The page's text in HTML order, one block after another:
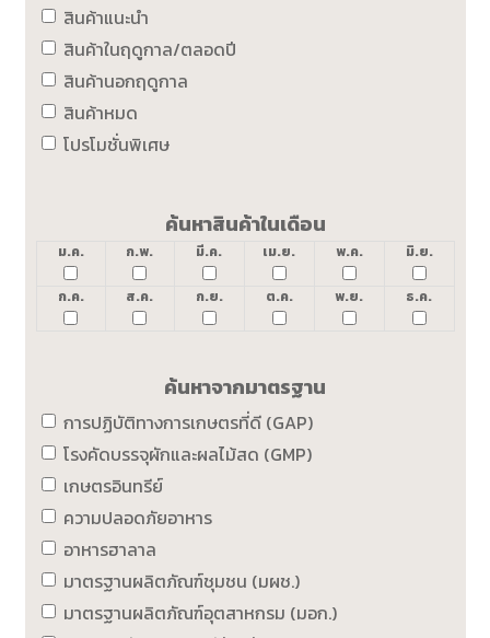
สินค้าแนะนำ
สินค้าในฤดูกาล/ตลอดปี
สินค้านอกฤดูกาล
สินค้าหมด
โปรโมชั่นพิเศษ
ค้นหาสินค้าในเดือน
ม.ค. ก.พ. มี.ค. เม.ย. พ.ค. มิ.ย.
ก.ค. ส.ค. ก.ย. ต.ค. พ.ย. ธ.ค.
ค้นหาจากมาตรฐาน
การปฏิบัติทางการเกษตรที่ดี (GAP)
โรงคัดบรรจุผักและผลไม้สด (GMP)
เกษตรอินทรีย์
ความปลอดภัยอาหาร
อาหารฮาลาล
มาตรฐานผลิตภัณฑ์ชุมชน (มผช.)
มาตรฐานผลิตภัณฑ์อุตสาหกรม (มอก.)